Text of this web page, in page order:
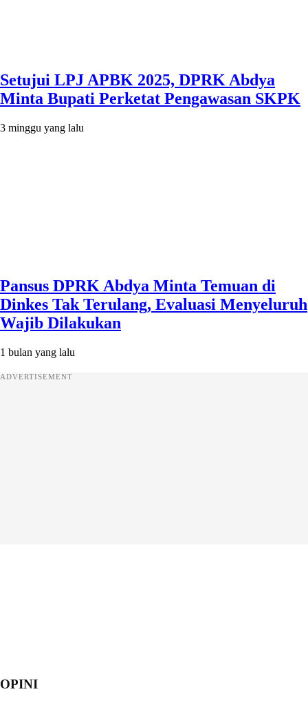
Setujui LPJ APBK 2025, DPRK Abdya
Minta Bupati Perketat Pengawasan SKPK
3 minggu yang lalu
Pansus DPRK Abdya Minta Temuan di
Dinkes Tak Terulang, Evaluasi Menyeluruh
Wajib Dilakukan
1 bulan yang lalu
ADVERTISEMENT
OPINI